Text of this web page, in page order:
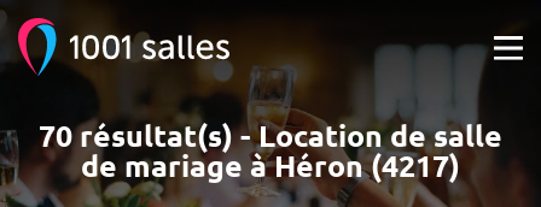
70 résultat(s) - Location de salle
de mariage à Héron (4217)